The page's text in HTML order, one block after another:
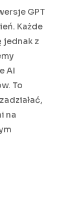
GPT
Każde
jednak z
AI
To
na